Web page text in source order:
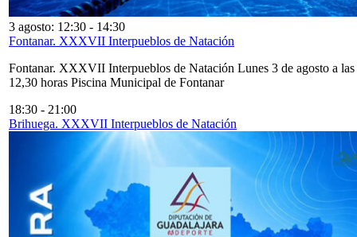
3 agosto: 12:30 - 14:30
Fontanar. XXXVII Interpueblos de Natación
Fontanar. XXXVII Interpueblos de Natación Lunes 3 de agosto a las
12,30 horas Piscina Municipal de Fontanar
18:30 - 21:00
Brihuega. XXXVII Interpueblos de Natación